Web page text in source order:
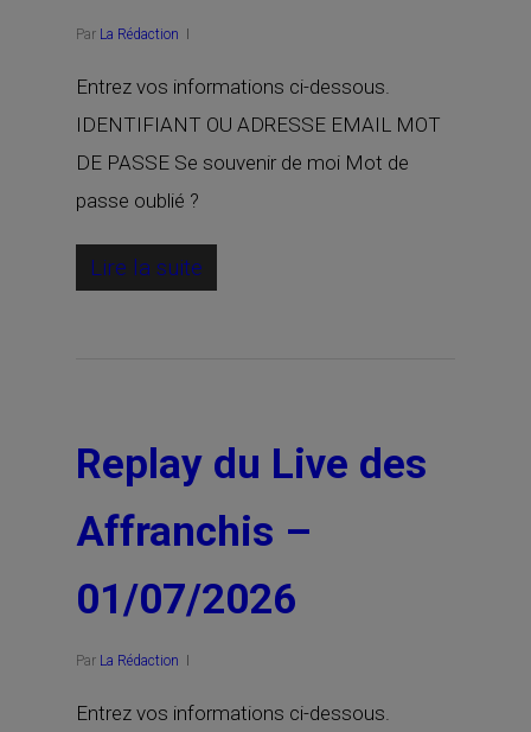
Par La Rédaction
Entrez vos informations ci-dessous.
IDENTIFIANT OU ADRESSE EMAIL MOT
DE PASSE Se souvenir de moi Mot de
passe oublié ?
Lire la suite
Replay du Live des
Affranchis –
01/07/2026
Par La Rédaction
Entrez vos informations ci-dessous.